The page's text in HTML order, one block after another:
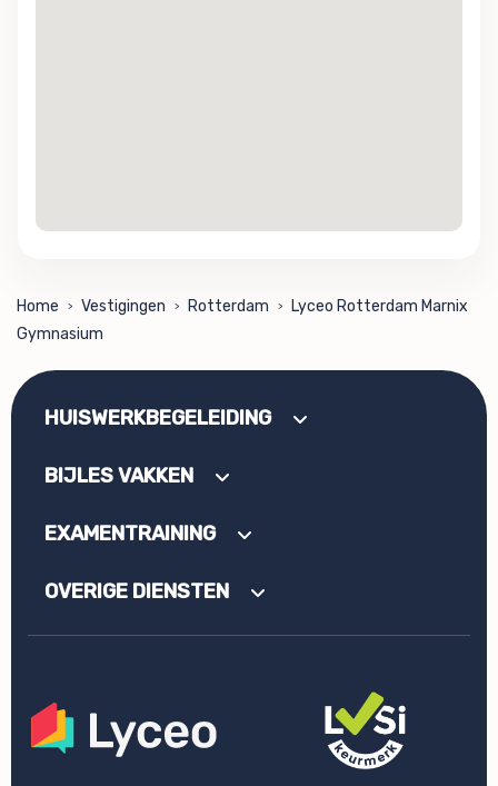
Home > Vestigingen > Rotterdam >
Lyceo Rotterdam Marnix
Gymnasium
HUISWERKBEGELEIDING
BIJLES VAKKEN
EXAMENTRAINING
OVERIGE DIENSTEN